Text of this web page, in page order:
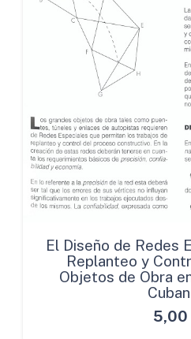
El Diseño de Redes
Replanteo y
Objetos de Obra
5,00